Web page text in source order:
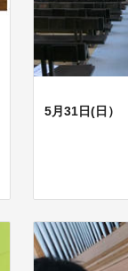
5月31日(日）